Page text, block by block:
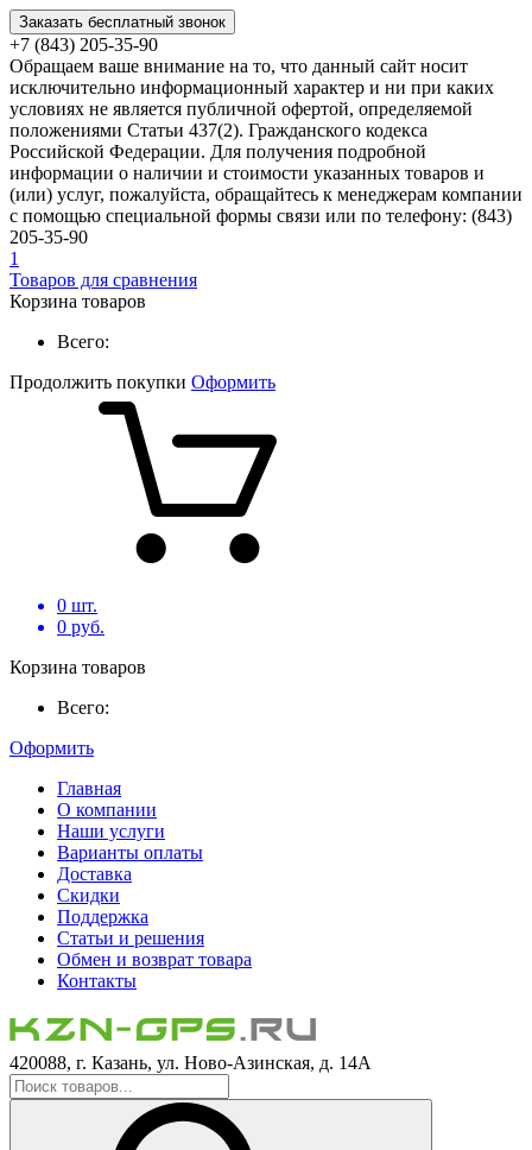
Заказать бесплатный звонок
+7 (843) 205-35-90
Обращаем ваше внимание на то, что данный сайт носит
исключительно информационный характер и ни при каких
условиях не является публичной офертой, определяемой
положениями Статьи 437(2). Гражданского кодекса
Российской Федерации. Для получения подробной
информации о наличии и стоимости указанных товаров и
(или) услуг, пожалуйста, обращайтесь к менеджерам компании
с помощью специальной формы связи или по телефону: (843)
205-35-90
1
Товаров для сравнения
Корзина товаров
Всего:
Продолжить покупки Оформить
0 шт.
0 руб.
Корзина товаров
Всего:
Оформить
Главная
О компании
Наши услуги
Варианты оплаты
Доставка
Скидки
Поддержка
Статьи и решения
Обмен и возврат товара
Контакты
420088, г. Казань, ул. Ново-Азинская, д. 14А